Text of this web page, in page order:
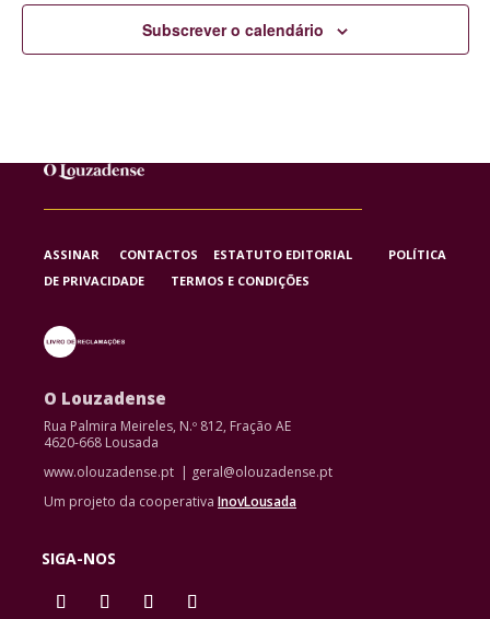
Subscrever o calendário
ASSINAR CONTACTOS ESTATUTO EDITORIAL POLÍTICA
DE PRIVACIDADE TERMOS E CONDIÇÕES
O Louzadense
Rua Palmira Meireles, N.º 812, Fração AE
4620-668 Lousada
www.olouzadense.pt | geral@olouzadense.pt
Um projeto da cooperativa InovLousada
SIGA-NOS